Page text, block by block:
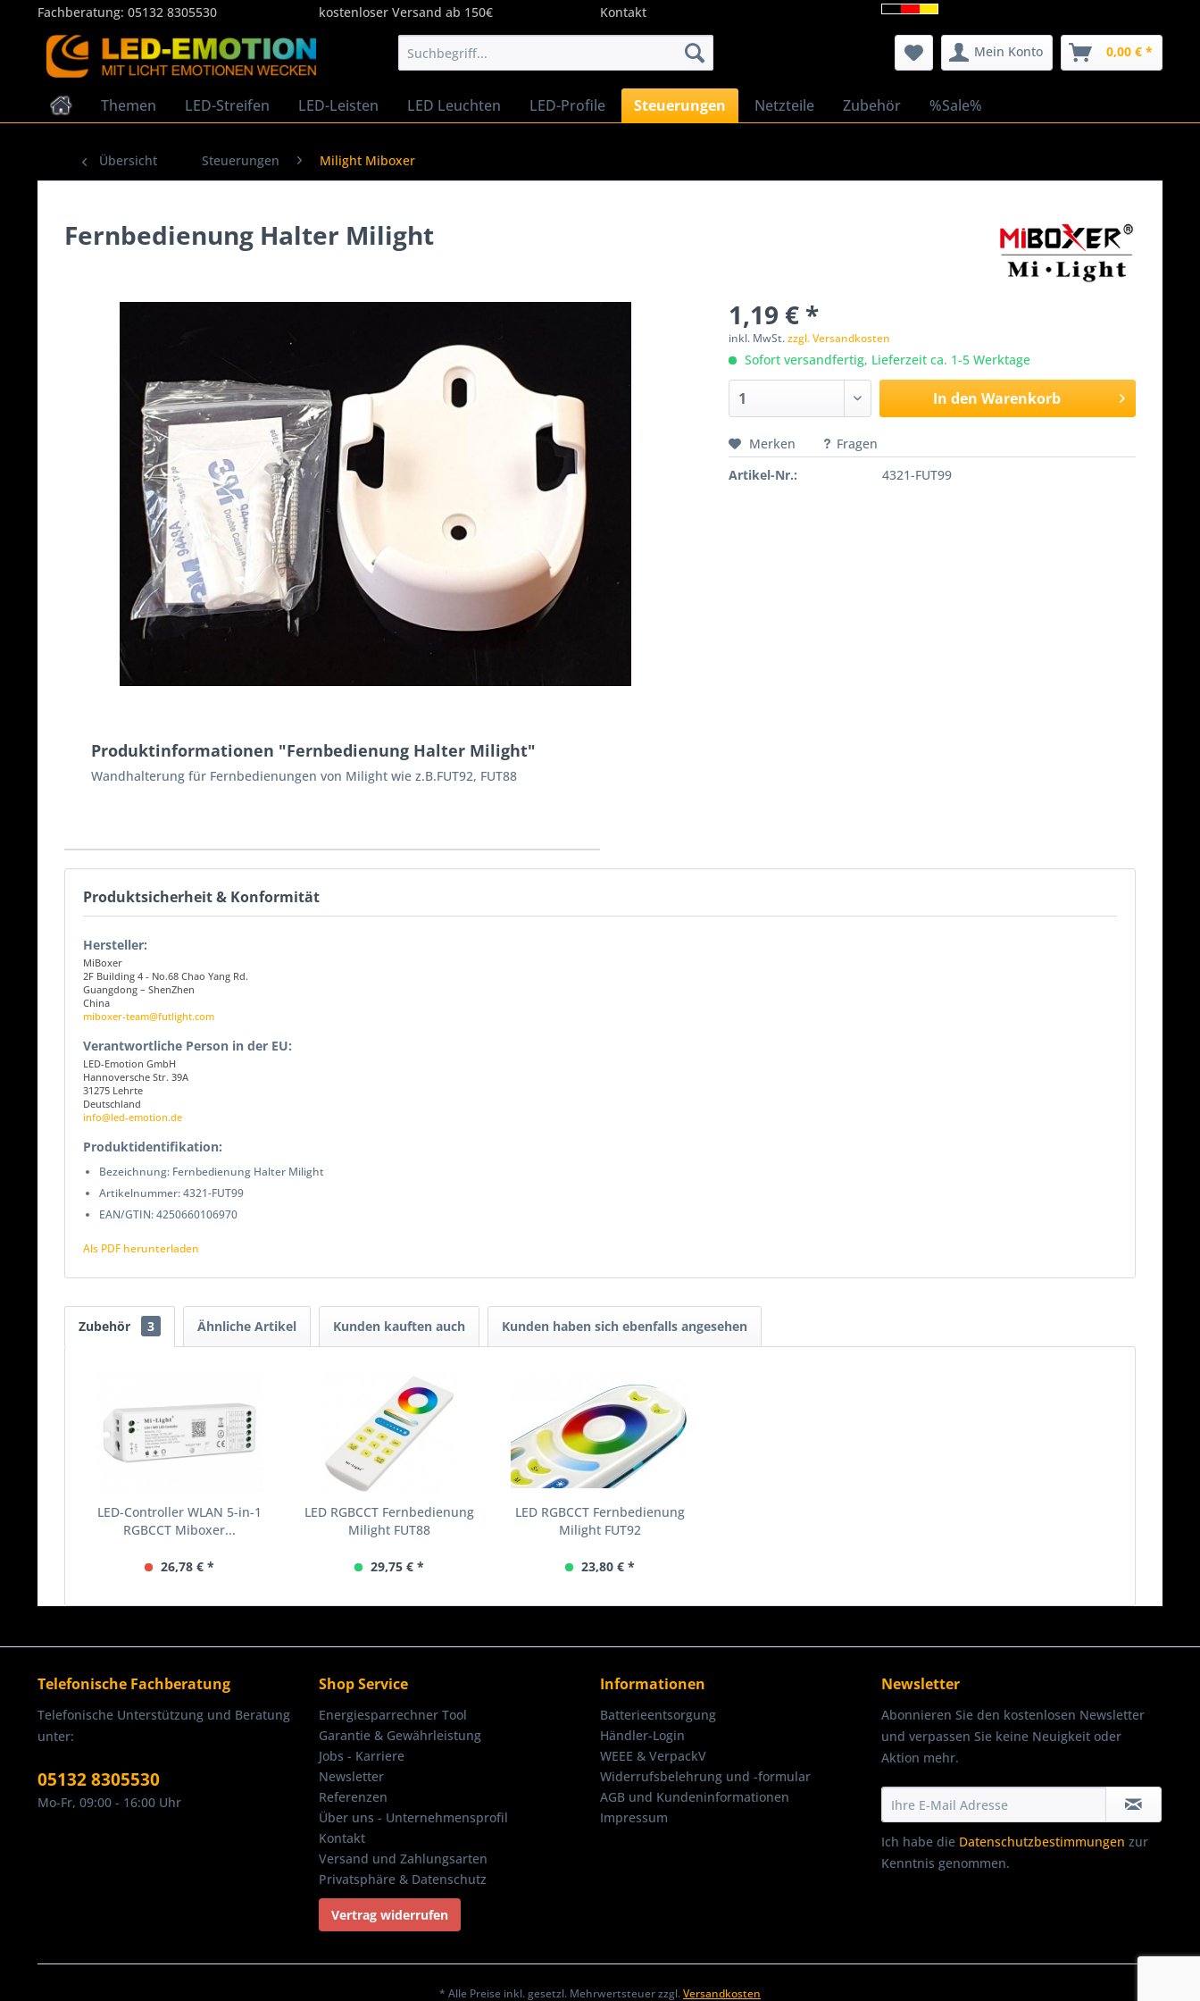
Fachberatung: 05132 8305530 kostenloser Versand ab 150€ Kontakt
Mein Konto 0,00 € *
Themen LED-Streifen LED-Leisten LED Leuchten LED-Profile Steuerungen Netzteile Zubehör %Sale%
Übersicht Steuerungen Milight Miboxer
Fernbedienung Halter Milight
1,19 € *
inkl. MwSt.zzgl. Versandkosten
Sofort versandfertig, Lieferzeit ca. 1-5 Werktage
In den Warenkorb
Merken
Fragen
Artikel-Nr.:
4321-FUT99
Produktinformationen "Fernbedienung Halter Milight"
Wandhalterung für Fernbedienungen von Milight wie z.B.FUT92, FUT88
Produktsicherheit & Konformität
Hersteller:
MiBoxer
2F Building 4 - No.68 Chao Yang Rd.
Guangdong – ShenZhen
China
miboxer-team@futlight.com
Verantwortliche Person in der EU:
LED-Emotion GmbH
Hannoversche Str. 39A
31275 Lehrte
Deutschland
info@led-emotion.de
Produktidentifikation:
Bezeichnung: Fernbedienung Halter Milight
Artikelnummer: 4321-FUT99
EAN/GTIN: 4250660106970
Als PDF herunterladen
Zubehör 3 Ähnliche Artikel Kunden kauften auch Kunden haben sich ebenfalls angesehen
LED-Controller WLAN 5-in-1
RGBCCT Miboxer...
26,78 € *
LED RGBCCT Fernbedienung
Milight FUT88
29,75 € *
LED RGBCCT Fernbedienung
Milight FUT92
23,80 € *
Telefonische Fachberatung
Telefonische Unterstützung und Beratung
unter:
05132 8305530
Mo-Fr, 09:00 - 16:00 Uhr
Shop Service
Energiesparrechner Tool
Garantie & Gewährleistung
Jobs - Karriere
Newsletter
Referenzen
Über uns - Unternehmensprofil
Kontakt
Versand und Zahlungsarten
Privatsphäre & Datenschutz
Vertrag widerrufen
Informationen
Batterieentsorgung
Händler-Login
WEEE & VerpackV
Widerrufsbelehrung und -formular
AGB und Kundeninformationen
Impressum
Newsletter
Abonnieren Sie den kostenlosen Newsletter
und verpassen Sie keine Neuigkeit oder
Aktion mehr.
Ich habe die Datenschutzbestimmungen zur
Kenntnis genommen.
* Alle Preise inkl. gesetzl. Mehrwertsteuer zzgl.Versandkosten